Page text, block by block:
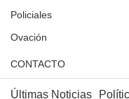
Policiales
Ovación
CONTACTO
Últimas Noticias